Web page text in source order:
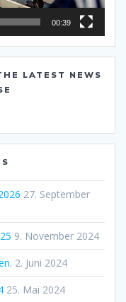
00:39
LATEST NEWS
27. September
9. November 2024
2. Juni 2024
25. Mai 2024